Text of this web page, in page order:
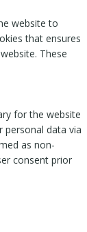
website to
that ensures
These
for the website
personal data via
as non-
consent prior